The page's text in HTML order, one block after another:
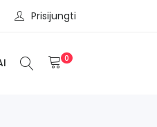
Prisijungti
0